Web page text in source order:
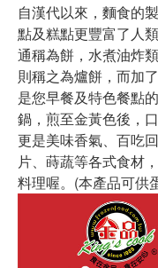
自漢代以來，麵食的
點及糕點更豐富了人
通稱為餅，水煮油炸
則稱之為爐餅，而加
是您早餐及特色餐點
鍋，煎至金黃色後，
更是美味香氣、百吃
片、蒔蔬等各式食材
料理喔。(本產品可供